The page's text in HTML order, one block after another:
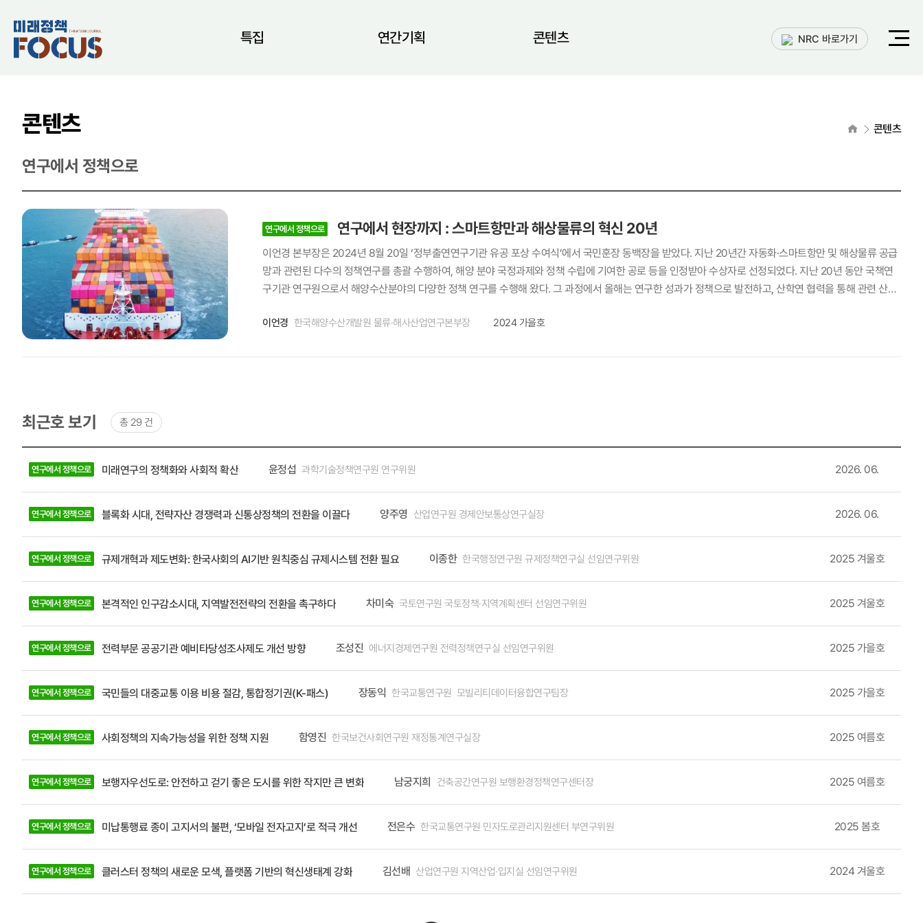
특집 연간기획 콘텐츠 NRC 바로가기
전체메
열기
콘텐츠 홈으로콘텐츠
연구에서 정책으로
연구에서 정책으로 연구에서 현장까지 : 스마트항만과 해상물류의 혁신 20년
이언경 본부장은 2024년 8월 20일 ‘정부출연연구기관 유공 포상 수여식’에서 국민훈장 동백장을 받았다. 지난 20년간 자동화·스마트항만 및 해상물류 공급
망과 관련된 다수의 정책연구를 총괄 수행하여, 해양 분야 국정과제와 정책 수립에 기여한 공로 등을 인정받아 수상자로 선정되었다. 지난 20년 동안 국책연
구기관 연구원으로서 해양수산분야의 다양한 정책 연구를 수행해 왔다. 그 과정에서 올해는 연구한 성과가 정책으로 발전하고, 산학연 협력을 통해 관련 산업
한 결과, 스마트항만을 알고 있는 응답자는 30%에 불과했으나 올해 국내 최초로 스마트기술이 접목된 자동화항만의 개장(’24)을 계기로, 자동화·스마트항만
송장비의 개발과 운영 실증은 우리나라가 해외 기술을 따라가는 것을 넘어 새로운 기술을 선도하는 선도자(First Mover)로 도약할 수 있는 기반이 되었다. 국
제컨퍼런스에서 발표된 OSS는 한국의 미래 과제에 대한 준비성과 기술력을 잘 보여주는 사례로 평가받았다. 이러한 미래 기술개발 및 입증이 축적된다면 한
과는 '자유무역지역의 지정 및 운영에 관한 법률(‘21)' 개정으로 이어졌으며, 이를 통해 농림축산물을 원재료로 하는 제조·가공 업종의 자유무역지역 입주가 가
능해져 고부가가치 농림축산물 수출 확대에 기여하게 되었다. 이는 단순히 법률 개정에 그치는 것이 아니라 우리나라 농식품 산업의 경쟁력 강화와 수출을 증
대시키는 실질적 경제효과로 이어지고 있다. 한-태국 간 샤인머스켓 해상운송 실증 및 한-미 간 신선식품 스마트 콘솔센터(풀 컨테이너 혼재·적재) 운영 실증
가 되었다. 또한 해상물류 재해재난 모니터링 체계 구축 연구(’23)를 통해 개발된 스마트 콘솔센터 원스톱 플랫폼은 신선식품 수출 기업들이 실시간으로 위험
정보를 수집하고 안전한 항로를 선택할 수 있도록 지원함으로써, 수출 식품의 정시 도착과 식품 폐기 최소화에 기여할 것으로 예상된다. 이러한 현장 중심의
문제해결 노력이 우리나라 해상물류 공급망 경쟁력을 높이는 데 기여하고 있다. 스마트항만 개념도 물류의 중요성과 한국의 우수성을 일반국민과 세계에 알
고, 해외에 홍보하기 위해 아마존 e-Book 출간도 했다. 또한 해외 정책당국자를 대상으로 한 스마트항만 소개와 개발도상국을 위한 동영상 교육 자료 제작은
한국의 스마트항만 기술을 세계에 알리고 국제 협력을 강화하는 중요한 수단이 되고 있다. 이는 물류산업의 중요성을 알리고 전문 인력 양성에 기여하며, 한국
스마트항만 기술의 해외 진출 기반을 마련하는 데 기여하고 있다. 앞으로도 이러한 연구-정책-산업 연계 노력이 지속된다면 대한민국 스마트항만 및 해상물류
는 가능성을 보여주고 있다. 앞으로도 변화하는 글로벌 환경에 대응하여 지속적인 연구와 정책 개발, 그리고 국제협력이 이루어진다면, 우리나라는 스마트항
만과 해상물류 분야에서 명실상부한 글로벌 리더로서의 위상을 더욱 공고히 할 것이라 확신한다.
이언경 한국해양수산개발원 물류·해사산업연구본부장 2024 가을호
최근호 보기 총 29 건
목록
제목,
작성자
(소속
연구에서 정책으로 미래연구의 정책화와 사회적 확산 윤정섭 과학기술정책연구원 연구위원 2026. 06.
연구에서 정책으로 블록화 시대, 전략자산 경쟁력과 신통상정책의 전환을 이끌다 양주영 산업연구원 경제안보통상연구실장 2026. 06.
연구에서 정책으로 규제개혁과 제도변화: 한국사회의 AI기반 원칙중심 규제시스템 전환 필요 이종한 한국행정연구원 규제정책연구실 선임연구위원 2025 겨울호
연구에서 정책으로 본격적인 인구감소시대, 지역발전전략의 전환을 촉구하다 차미숙 국토연구원 국토정책·지역계획센터 선임연구위원 2025 겨울호
연구에서 정책으로 전력부문 공공기관 예비타당성조사제도 개선 방향 조성진 에너지경제연구원 전력정책연구실 선임연구위원 2025 가을호
연구에서 정책으로 국민들의 대중교통 이용 비용 절감, 통합정기권(K-패스) 장동익 한국교통연구원 모빌리티데이터융합연구팀장 2025 가을호
연구에서 정책으로 사회정책의 지속가능성을 위한 정책 지원 함영진 한국보건사회연구원 재정통계연구실장 2025 여름호
연구에서 정책으로 보행자우선도로: 안전하고 걷기 좋은 도시를 위한 작지만 큰 변화 남궁지희 건축공간연구원 보행환경정책연구센터장 2025 여름호
연구에서 정책으로 미납통행료 종이 고지서의 불편, ‘모바일 전자고지’로 적극 개선 전은수 한국교통연구원 민자도로관리지원센터 부연구위원 2025 봄호
연구에서 정책으로 클러스터 정책의 새로운 모색, 플랫폼 기반의 혁신생태계 강화 김선배 산업연구원 지역산업·입지실 선임연구위원 2024 겨울호